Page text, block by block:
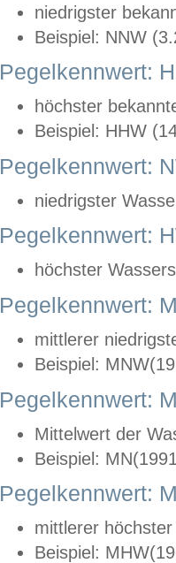
niedrigster
Beispiel: NNW
Pegelkennwert:
höchster
Beispiel: HHW
Pegelkennwert:
niedrigster
Pegelkennwert:
höchster
Pegelkennwert:
mittlerer
Beispiel:
Pegelkennwert:
Mittelwert der
Beispiel:
Pegelkennwert:
mittlerer
Beispiel: